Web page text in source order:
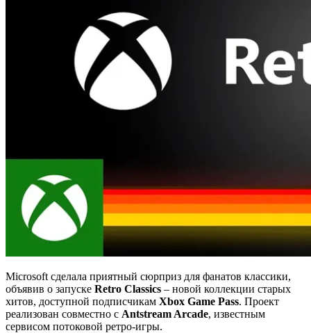
Microsoft сделала приятный сюрприз для фанатов классики,
объявив о запуске Retro Classics – новой коллекции старых
хитов, доступной подписчикам Xbox Game Pass. Проект
реализован совместно с Antstream Arcade, известным
сервисом потоковой ретро-игры.